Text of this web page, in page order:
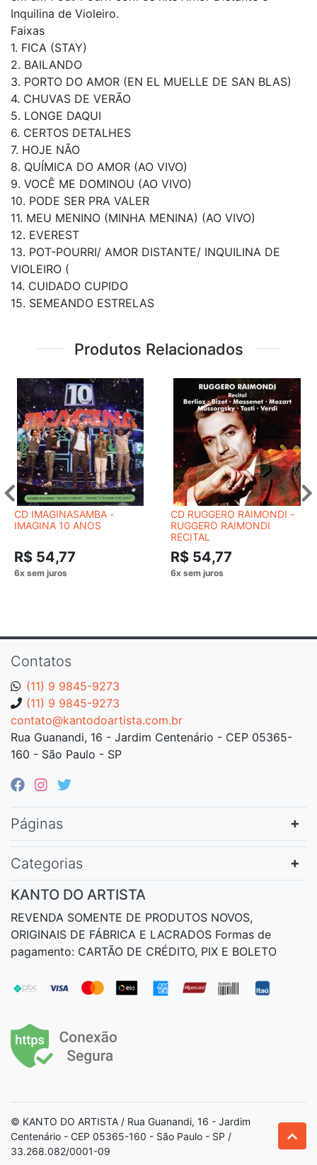
Inquilina de Violeiro.
Faixas
1. FICA (STAY)
2. BAILANDO
3. PORTO DO AMOR (EN EL MUELLE DE SAN BLAS)
4. CHUVAS DE VERÃO
5. LONGE DAQUI
6. CERTOS DETALHES
7. HOJE NÃO
8. QUÍMICA DO AMOR (AO VIVO)
9. VOCÊ ME DOMINOU (AO VIVO)
10. PODE SER PRA VALER
11. MEU MENINO (MINHA MENINA) (AO VIVO)
12. EVEREST
13. POT-POURRI/ AMOR DISTANTE/ INQUILINA DE
VIOLEIRO (
14. CUIDADO CUPIDO
15. SEMEANDO ESTRELAS
Produtos Relacionados
CD IMAGINASAMBA -
IMAGINA 10 ANOS
R$ 54,77
CD RUGGERO RAIMONDI -
RUGGERO RAIMONDI
RECITAL
R$ 54,77
Contatos
(11) 9 9845-9273
(11) 9 9845-9273
contato@kantodoartista.com.br
Rua Guanandi, 16 - Jardim Centenário - CEP 05365-
160 - São Paulo - SP
Páginas
Categorias
KANTO DO ARTISTA
REVENDA SOMENTE DE PRODUTOS NOVOS,
ORIGINAIS DE FÁBRICA E LACRADOS Formas de
pagamento: CARTÃO DE CRÉDITO, PIX E BOLETO
© KANTO DO ARTISTA / Rua Guanandi, 16 - Jardim
Centenário - CEP 05365-160 - São Paulo - SP /
33.268.082/0001-09